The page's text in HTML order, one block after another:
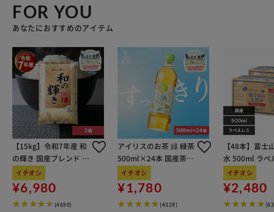
FOR YOU
あなたにおすすめのアイテム
【15kg】令和7年産 和
の輝き 国産ブレンド 5
kg×3袋
イチオシ
¥6,980
(4690)
アイリスのお茶 綠 緑茶
500ml×24本 国産茶葉
100％使用
イチオシ
¥1,780
(4329)
【48本】富士
水 500ml ラベ
イチオシ
¥2,480